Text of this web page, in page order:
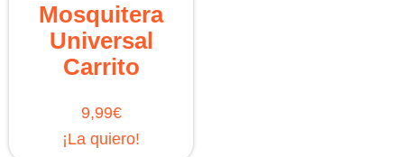
Mosquitera
Universal
Carrito
9,99€
¡La quiero!